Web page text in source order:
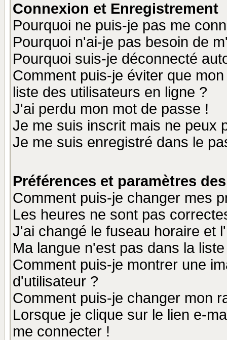
Connexion et Enregistrement
Pourquoi ne puis-je pas me
Pourquoi n'ai-je pas besoin de
Pourquoi suis-je déconnecté
Comment puis-je éviter que
liste des utilisateurs en ligne ?
J'ai perdu mon mot de passe !
Je me suis inscrit mais ne peux
Je me suis enregistré dans le
Préférences et paramètres
Comment puis-je changer mes
Les heures ne sont pas
J'ai changé le fuseau horaire et
Ma langue n'est pas dans la
Comment puis-je montrer une
d'utilisateur ?
Comment puis-je changer mon
Lorsque je clique sur le lien e-
me connecter !